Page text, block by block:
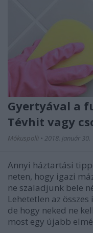
Gyertyával a
Tévhit vagy
Mókuspolli • 2018. január 30.
Annyi háztartási
neten, hogy igazi
ne szaladjunk bele
Lehetetlen az
de hogy neked ne
most egy újabb